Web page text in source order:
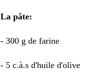
La pâte:
- 300 g de farine
- 5 c.à.s d'huile d'olive